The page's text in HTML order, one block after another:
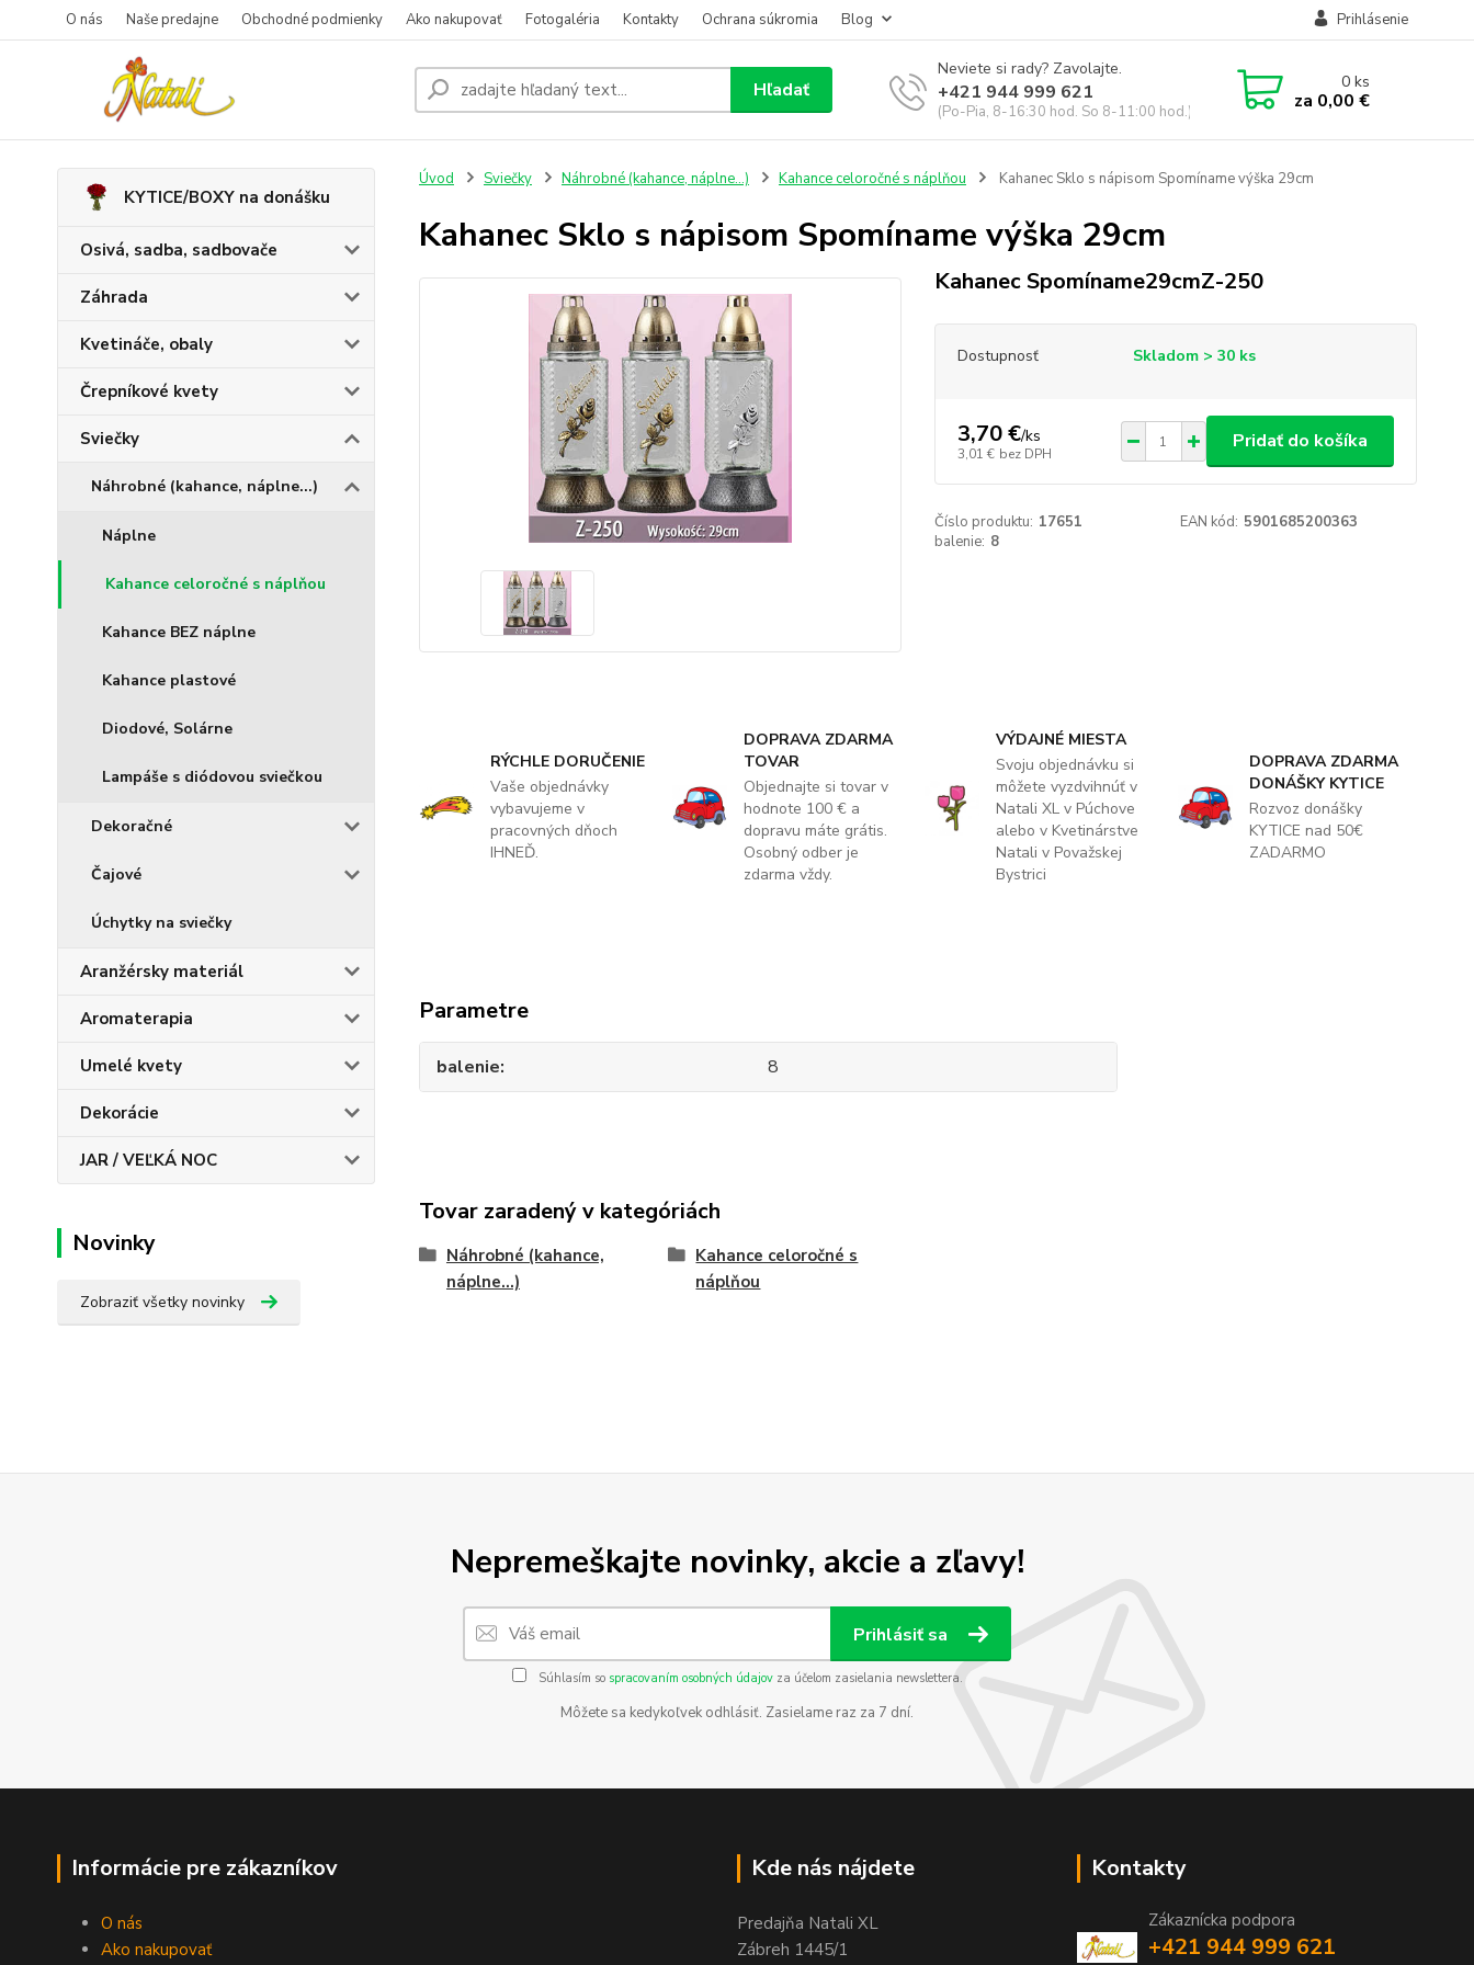
O nás Naše predajne Obchodné podmienky Ako nakupovať Fotogaléria Kontakty Ochrana súkromia Blog Prihlásenie
Hľadať
Neviete si rady? Zavolajte.
+421 944 999 621
(Po-Pia, 8-16:30 hod. So 8-11:00 hod.)
0ks
za 0,00 €
KYTICE/BOXY na donášku
Osivá, sadba, sadbovače
Záhrada
Kvetináče, obaly
Črepníkové kvety
Sviečky
Náhrobné (kahance, náplne...)
Náplne
Kahance celoročné s náplňou
Kahance BEZ náplne
Kahance plastové
Diodové, Solárne
Lampáše s diódovou sviečkou
Dekoračné
Čajové
Úchytky na sviečky
Aranžérsky materiál
Aromaterapia
Umelé kvety
Dekorácie
JAR / VEĽKÁ NOC
Novinky
Zobraziť všetky novinky
Úvod Sviečky Náhrobné (kahance, náplne...) Kahance celoročné s náplňou Kahanec Sklo s nápisom Spomíname výška 29cm
Kahanec Sklo s nápisom Spomíname výška 29cm
Kahanec Spomíname29cmZ-250
Dostupnosť Skladom > 30 ks
3,70 €/ks
3,01 € bez DPH
Pridať do košíka
Číslo produktu: 17651 EAN kód: 5901685200363
balenie: 8
RÝCHLE DORUČENIE
Vaše objednávky
vybavujeme v
pracovných dňoch
IHNEĎ.
DOPRAVA ZDARMA
TOVAR
Objednajte si tovar v
hodnote 100 € a
dopravu máte grátis.
Osobný odber je
zdarma vždy.
VÝDAJNÉ MIESTA
Svoju objednávku si
môžete vyzdvihnúť v
Natali XL v Púchove
alebo v Kvetinárstve
Natali v Považskej
Bystrici
DOPRAVA ZDARMA
DONÁŠKY KYTICE
Rozvoz donášky
KYTICE nad 50€
ZADARMO
Parametre
balenie 8
Tovar zaradený v kategóriách
Náhrobné (kahance,
náplne...)
Kahance celoročné s
náplňou
Nepremeškajte novinky, akcie a zľavy!
Prihlásiť sa
Súhlasím so spracovaním osobných údajovza účelom zasielania newslettera.
Môžete sa kedykoľvek odhlásiť. Zasielame raz za 7 dní.
Informácie pre zákazníkov
O nás
Ako nakupovať
Kde nás nájdete
Predajňa Natali XL
Zábreh 1445/1
Kontakty
Zákaznícka podpora
+421 944 999 621